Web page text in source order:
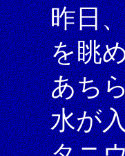
昨日
を眺
あち
水が